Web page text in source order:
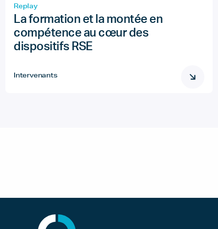
Replay
La formation et la montée en
compétence au cœur des
dispositifs RSE
Intervenants